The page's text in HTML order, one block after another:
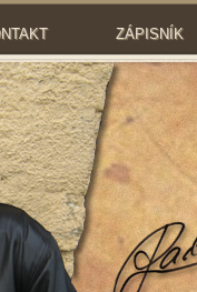
ZÁPISNÍK